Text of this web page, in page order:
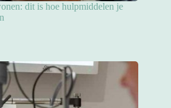
dit is hoe hulpmiddelen je